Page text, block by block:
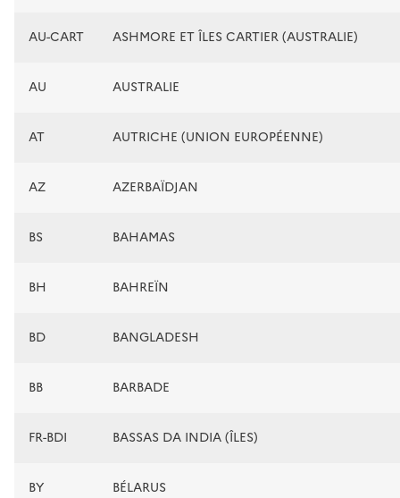
AU-CART ASHMORE ET ÎLES CARTIER (AUSTRALIE)
AU AUSTRALIE
AT AUTRICHE (UNION EUROPÉENNE)
AZ AZERBAÏDJAN
BS BAHAMAS
BH BAHREÏN
BD BANGLADESH
BB BARBADE
FR-BDI BASSAS DA INDIA (ÎLES)
BY BÉLARUS